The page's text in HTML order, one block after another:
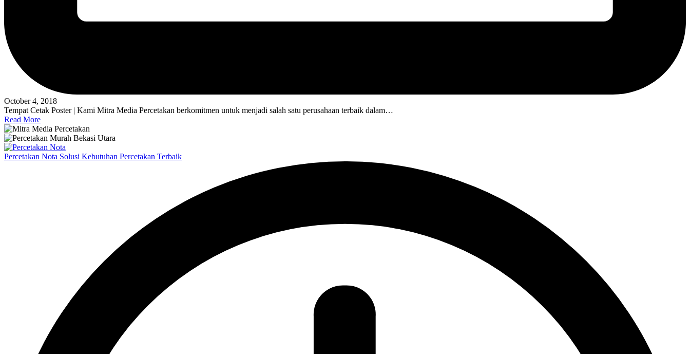
October 4, 2018
Tempat Cetak Poster | Kami Mitra Media Percetakan berkomitmen untuk menjadi salah satu perusahaan terbaik dalam…
Read More
Percetakan Nota Solusi Kebutuhan Percetakan Terbaik